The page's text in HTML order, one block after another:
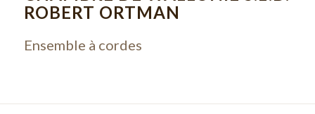
ROBERT ORTMAN
Ensemble à cordes